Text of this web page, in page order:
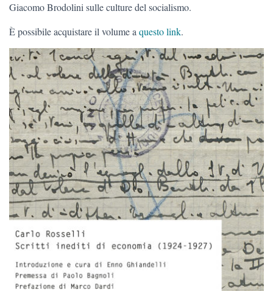
Giacomo Brodolini sulle culture del socialismo.
È possibile acquistare il volume a questo link.